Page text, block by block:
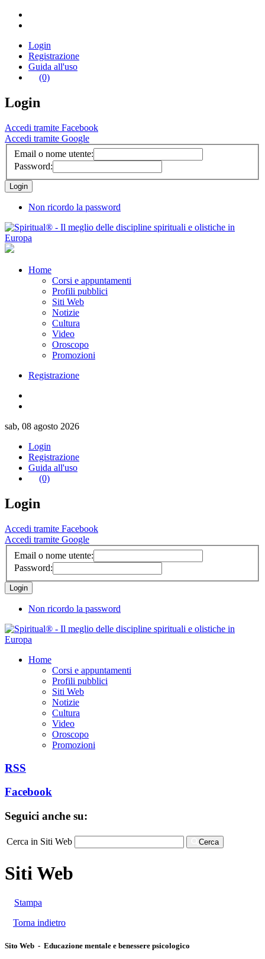
Login
Registrazione
Guida all'uso
(0)
Login
Accedi tramite Facebook
Accedi tramite Google
Email o nome utente:
Password:
Non ricordo la password
Home
Corsi e appuntamenti
Profili pubblici
Siti Web
Notizie
Cultura
Video
Oroscopo
Promozioni
Registrazione
sab, 08 agosto 2026
Login
Registrazione
Guida all'uso
(0)
Login
Accedi tramite Facebook
Accedi tramite Google
Email o nome utente:
Password:
Non ricordo la password
Home
Corsi e appuntamenti
Profili pubblici
Siti Web
Notizie
Cultura
Video
Oroscopo
Promozioni
RSS
Facebook
Seguici anche su:
Cerca in Siti Web Cerca
Siti Web
Stampa
Torna indietro
Sito Web - Educazione mentale e benessere psicologico